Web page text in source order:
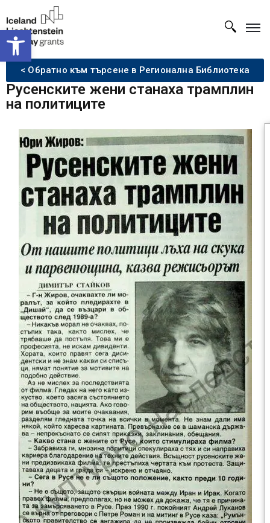
Open toolbar
< Обратно към търсене в Регионална Библиотека
Русенските жени станаха трамплин
на политиците